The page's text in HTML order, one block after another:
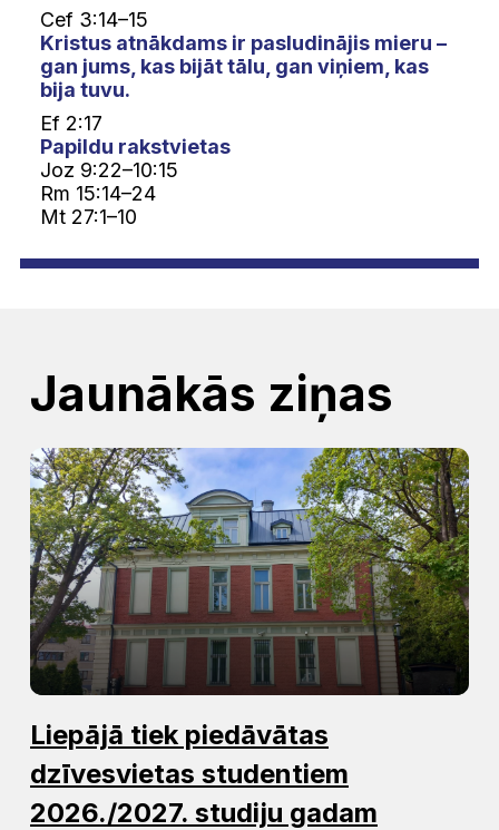
Cef 3:14–15
Kristus atnākdams ir pasludinājis mieru –
gan jums, kas bijāt tālu, gan viņiem, kas
bija tuvu.
Ef 2:17
Papildu rakstvietas
Joz 9:22–10:15
Rm 15:14–24
Mt 27:1–10
Jaunākās ziņas
Liepājā tiek piedāvātas
dzīvesvietas studentiem
2026./2027. studiju gadam